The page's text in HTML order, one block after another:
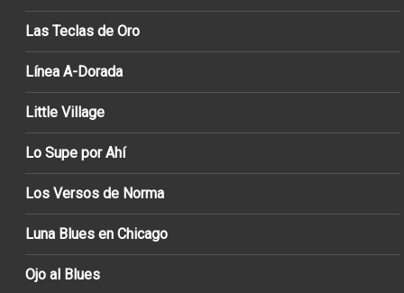
Las Teclas de Oro
Línea A-Dorada
Little Village
Lo Supe por Ahí
Los Versos de Norma
Luna Blues en Chicago
Ojo al Blues